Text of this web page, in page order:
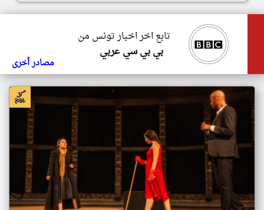
تابع اخر اخبار تونس من
بي بي سي عربي
مصادر أخرى